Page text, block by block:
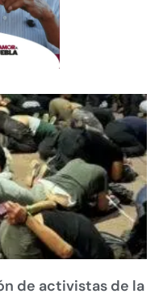
de activistas de la